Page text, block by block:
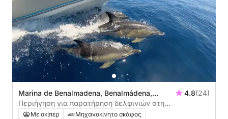
Marina de Benalmadena, Benalmádena,
Ισπανία
4.8(24)
Περιήγηση για παρατήρηση δελφινιών στη
Μπεναλμάδενα
Με σκίπερ
Μηχανοκίνητο σκάφος